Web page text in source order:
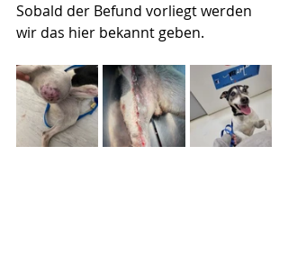
Sobald der Befund vorliegt werden
wir das hier bekannt geben.